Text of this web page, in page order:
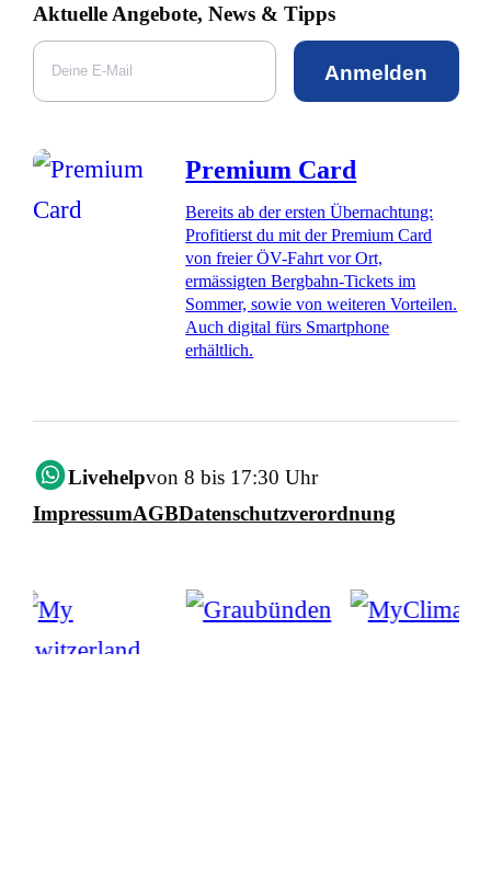
Aktuelle Angebote, News & Tipps
Anmelden
Premium Card
Bereits ab der ersten Übernachtung:
Profitierst du mit der Premium Card
von freier ÖV-Fahrt vor Ort,
ermässigten Bergbahn-Tickets im
Sommer, sowie von weiteren Vorteilen.
Auch digital fürs Smartphone
erhältlich.
Livehelpvon 8 bis 17:30 Uhr
ImpressumAGBDatenschutzverordnung